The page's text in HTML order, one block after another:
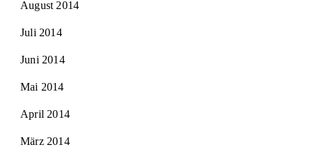
August 2014
Juli 2014
Juni 2014
Mai 2014
April 2014
März 2014